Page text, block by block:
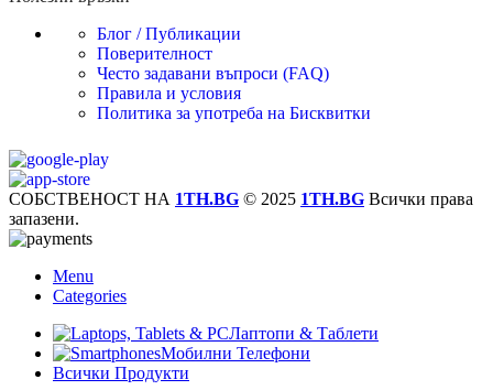
Блог / Публикации
Поверителност
Често задавани въпроси (FAQ)
Правила и условия
Политика за употреба на Бисквитки
СОБСТВЕНОСТ НА 1TH.BG © 2025 1TH.BG Всички права
запазени.
Menu
Categories
Лаптопи & Таблети
Мобилни Телефони
Всички Продукти